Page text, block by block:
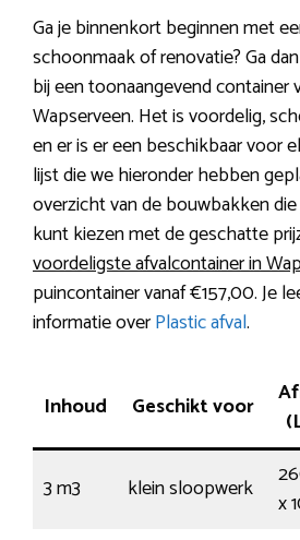
Ga je binnenkort beginnen met
schoonmaak of renovatie? Ga
bij een toonaangevend container
Wapserveen. Het is voordelig,
en er is er een beschikbaar voor
lijst die we hieronder hebben
overzicht van de bouwbakken
kunt kiezen met de geschatte
voordeligste afvalcontainer in
puincontainer vanaf €157,00. Je
informatie overPlastic afval.
Inhoud Geschikt voor
3 m3 klein sloopwerk
x